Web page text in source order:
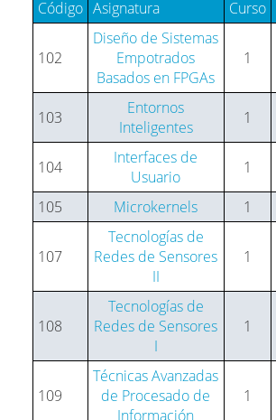
Código Asignatura Curso
102
Diseño de Sistemas
Empotrados
Basados en FPGAs
1
103
Entornos
Inteligentes
1
104
Interfaces de
Usuario
1
105
Microkernels 1
107
Tecnologías de
Redes de Sensores
II
1
108
Tecnologías de
Redes de Sensores
I
1
109
Técnicas Avanzadas
de Procesado de
Información
1